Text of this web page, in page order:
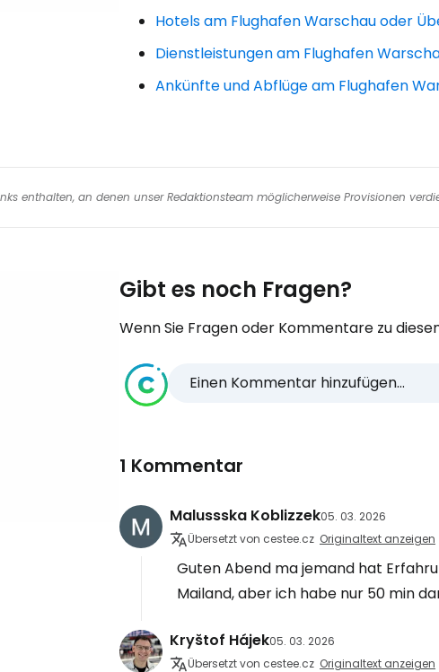
Hotels am Flughafen Warschau oder
Dienstleistungen am Flughafen
Ankünfte und Abflüge am Flughafen
enthalten, an denen unser Redaktionsteam möglicherweise Provisionen
Gibt es noch Fragen?
Wenn Sie Fragen oder Kommentare zu
Einen Kommentar hinzufügen...
1 Kommentar
Malussska Koblizzek05. 03. 2026
Übersetzt von cestee.cz Originaltext anzeigen
Guten Abend ma jemand hat
Mailand, aber ich habe nur 50 min
Kryštof Hájek05. 03. 2026
Übersetzt von cestee.cz Originaltext anzeigen